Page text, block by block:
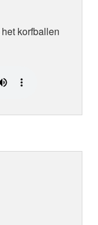
korfballen